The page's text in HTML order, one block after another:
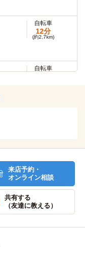
自転車
13分
(約2.9km)
(約3.1km)
自転車
14分
自転車
12分
(約2.7km)
自転車
来店予約・
オンライン相談
共有する
（友達に教える）